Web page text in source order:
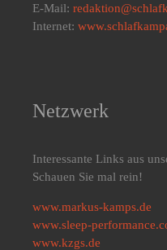
E-Mail:
Internet:
Netzwerk
Interessante Links aus
Schauen Sie mal rein!
www.markus-kamps.de
www.sleep-
www.kzgs.de